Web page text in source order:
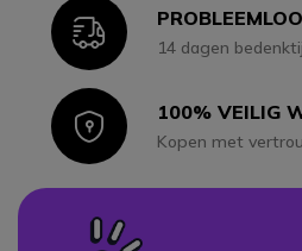
Icon14 dagen
Icon100% VEILIG
Kopen met